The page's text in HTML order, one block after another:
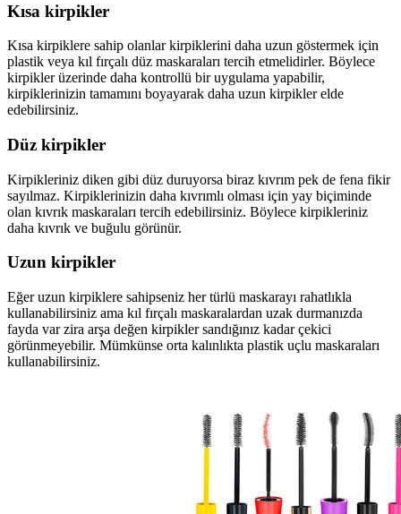
Kısa kirpikler
Kısa kirpiklere sahip olanlar kirpiklerini daha uzun göstermek için
plastik veya kıl fırçalı düz maskaraları tercih etmelidirler. Böylece
kirpikler üzerinde daha kontrollü bir uygulama yapabilir,
kirpiklerinizin tamamını boyayarak daha uzun kirpikler elde
edebilirsiniz.
Düz kirpikler
Kirpikleriniz diken gibi düz duruyorsa biraz kıvrım pek de fena fikir
sayılmaz. Kirpiklerinizin daha kıvrımlı olması için yay biçiminde
olan kıvrık maskaraları tercih edebilirsiniz. Böylece kirpikleriniz
daha kıvrık ve buğulu görünür.
Uzun kirpikler
Eğer uzun kirpiklere sahipseniz her türlü maskarayı rahatlıkla
kullanabilirsiniz ama kıl fırçalı maskaralardan uzak durmanızda
fayda var zira arşa değen kirpikler sandığınız kadar çekici
görünmeyebilir. Mümkünse orta kalınlıkta plastik uçlu maskaraları
kullanabilirsiniz.